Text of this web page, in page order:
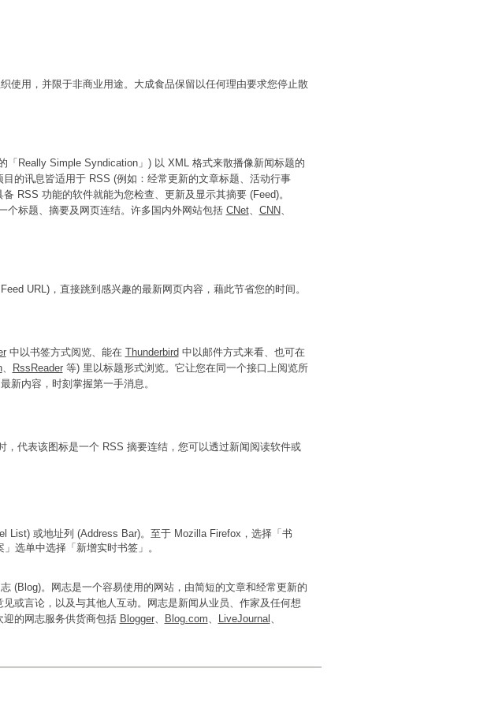
使用，并限于非商业用途。大成食品保留以任何理由要求您停止散
「Really Simple Syndication」) 以 XML 格式来散播像新闻标题的
的讯息皆适用于 RSS (例如：经常更新的文章标题、活动行事
RSS 功能的软件就能为您检查、更新及显示其摘要 (Feed)。
个标题、摘要及网页连结。许多国内外网站包括 CNet、 CNN、
URL)，直接跳到感兴趣的最新网页内容，藉此节省您的时间。
中以书签方式阅览、能在 Thunderbird 中以邮件方式来看、也可在
、 RssReader等) 里以标题形式浏览。它让您在同一个接口上阅览所
新内容，时刻掌握第一手消息。
，代表该图标是一个 RSS 摘要连结，您可以透过新闻阅读软件或
List) 或地址列 (Address Bar)。至于 Mozilla Firefox，选择「书
选单中选择「新增实时书签」。
(Blog)。网志是一个容易使用的网站，由简短的文章和经常更新的
或言论，以及与其他人互动。网志是新闻从业员、作家及任何想
的网志服务供货商包括 Blogger、 Blog.com、 LiveJournal 、